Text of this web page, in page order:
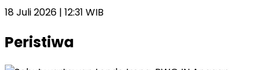
18 Juli 2026 | 12:31 WIB
Peristiwa